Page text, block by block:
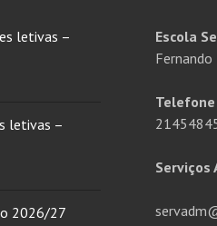
letivas –
letivas –
2026/27
Escola
Fernando
Telefone